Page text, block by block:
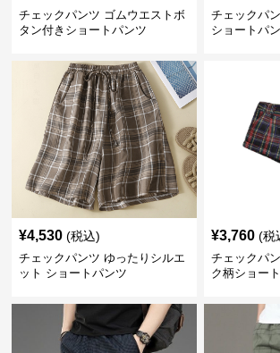
チェックパンツ ゴムウエストボ
タン付きショートパンツ
チェックパ
ショートパ
¥4,530 (税込)
チェックパンツ ゆったりシルエ
ット ショートパンツ
¥3,760 (税
チェックパ
ク柄ショー